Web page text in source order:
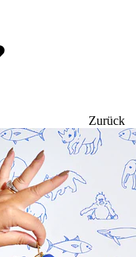
Zurück